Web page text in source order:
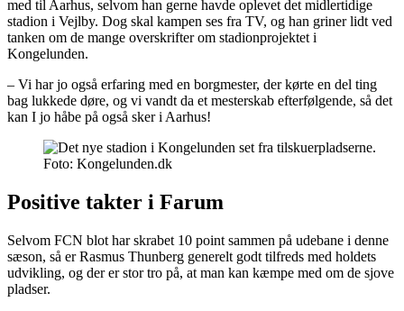
med til Aarhus, selvom han gerne havde oplevet det midlertidige
stadion i Vejlby. Dog skal kampen ses fra TV, og han griner lidt ved
tanken om de mange overskrifter om stadionprojektet i
Kongelunden.
– Vi har jo også erfaring med en borgmester, der kørte en del ting
bag lukkede døre, og vi vandt da et mesterskab efterfølgende, så det
kan I jo håbe på også sker i Aarhus!
Foto: Kongelunden.dk
Positive takter i Farum
Selvom FCN blot har skrabet 10 point sammen på udebane i denne
sæson, så er Rasmus Thunberg generelt godt tilfreds med holdets
udvikling, og der er stor tro på, at man kan kæmpe med om de sjove
pladser.